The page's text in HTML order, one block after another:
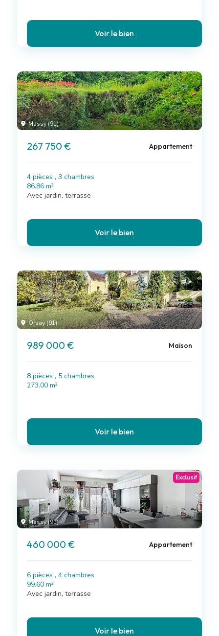
Voir le bien
Massy (91)
267 750 € Appartement
4 pièces , 3 chambres
86.86 m²
Avec jardin, terrasse
Voir le bien
Orsay (91)
989 000 € Maison
8 pièces , 5 chambres
273.00 m²
Voir le bien
Massy (91)
Exclusif
460 000 € Appartement
6 pièces , 4 chambres
99.60 m²
Avec jardin, terrasse
Voir le bien